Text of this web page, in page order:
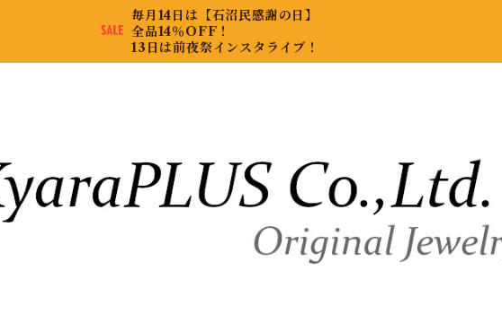
毎月14日は【石沼民感謝の日】
全品14％OFF！
13日は前夜祭インスタライブ！